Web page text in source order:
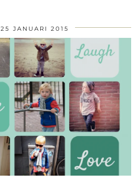
25 JANUARI 2015